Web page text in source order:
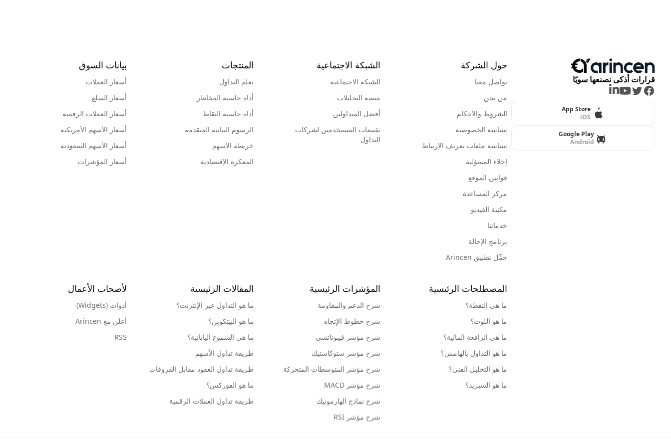
قرارات أذكى نصنعها سويًا
Facebook
Twitter
Youtube
LinkedIn
App Store
iOS
Google Play
Android
حول الشركة
تواصل معنا
من نحن
الشروط والأحكام
سياسة الخصوصية
سياسة ملفات تعريف الإرتباط
إخلاء المسؤلية
قوانين الموقع
مركز المساعدة
مكتبة الفيديو
خدماتنا
برنامج الإحالة
حمِّل تطبيق Arincen
الشبكة الاجتماعية
الشبكة الاجتماعية
منصة التحليلات
أفضل المتداولين
تقييمات المستخدمين لشركات
التداول
المنتجات
تعلم التداول
أداة حاسبة المخاطر
أداة حاسبة النقاط
الرسوم البيانية المتقدمة
خريطة الأسهم
المفكرة الإقتصادية
بيانات السوق
أسعار العملات
أسعار السلع
أسعار العملات الرقمية
أسعار الأسهم الأمريكية
أسعار الأسهم السعودية
أسعار المؤشرات
المصطلحات الرئيسية
ما هي النقطة؟
ما هو اللوت؟
ما هي الرافعة المالية؟
ما هو التداول بالهامش؟
ما هو التحليل الفني؟
ما هو السبريد؟
المؤشرات الرئيسية
شرح الدعم والمقاومة
شرح خطوط الإتجاه
شرح مؤشر فيبوناتشي
شرح مؤشر ستوكاستيك
شرح مؤشر المتوسطات المتحركة
شرح مؤشر MACD
شرح نماذج الهارمونيك
شرح مؤشر RSI
المقالات الرئيسية
ما هو التداول عبر الإنترنت؟
ما هو البيتكوين؟
ما هي الشموع اليابانية؟
طريقة تداول الأسهم
طريقة تداول العقود مقابل الفروقات
ما هو الفوركس؟
طريقة تداول العملات الرقمية
لأصحاب الأعمال
أدوات (Widgets)
أعلن مع Arincen
RSS